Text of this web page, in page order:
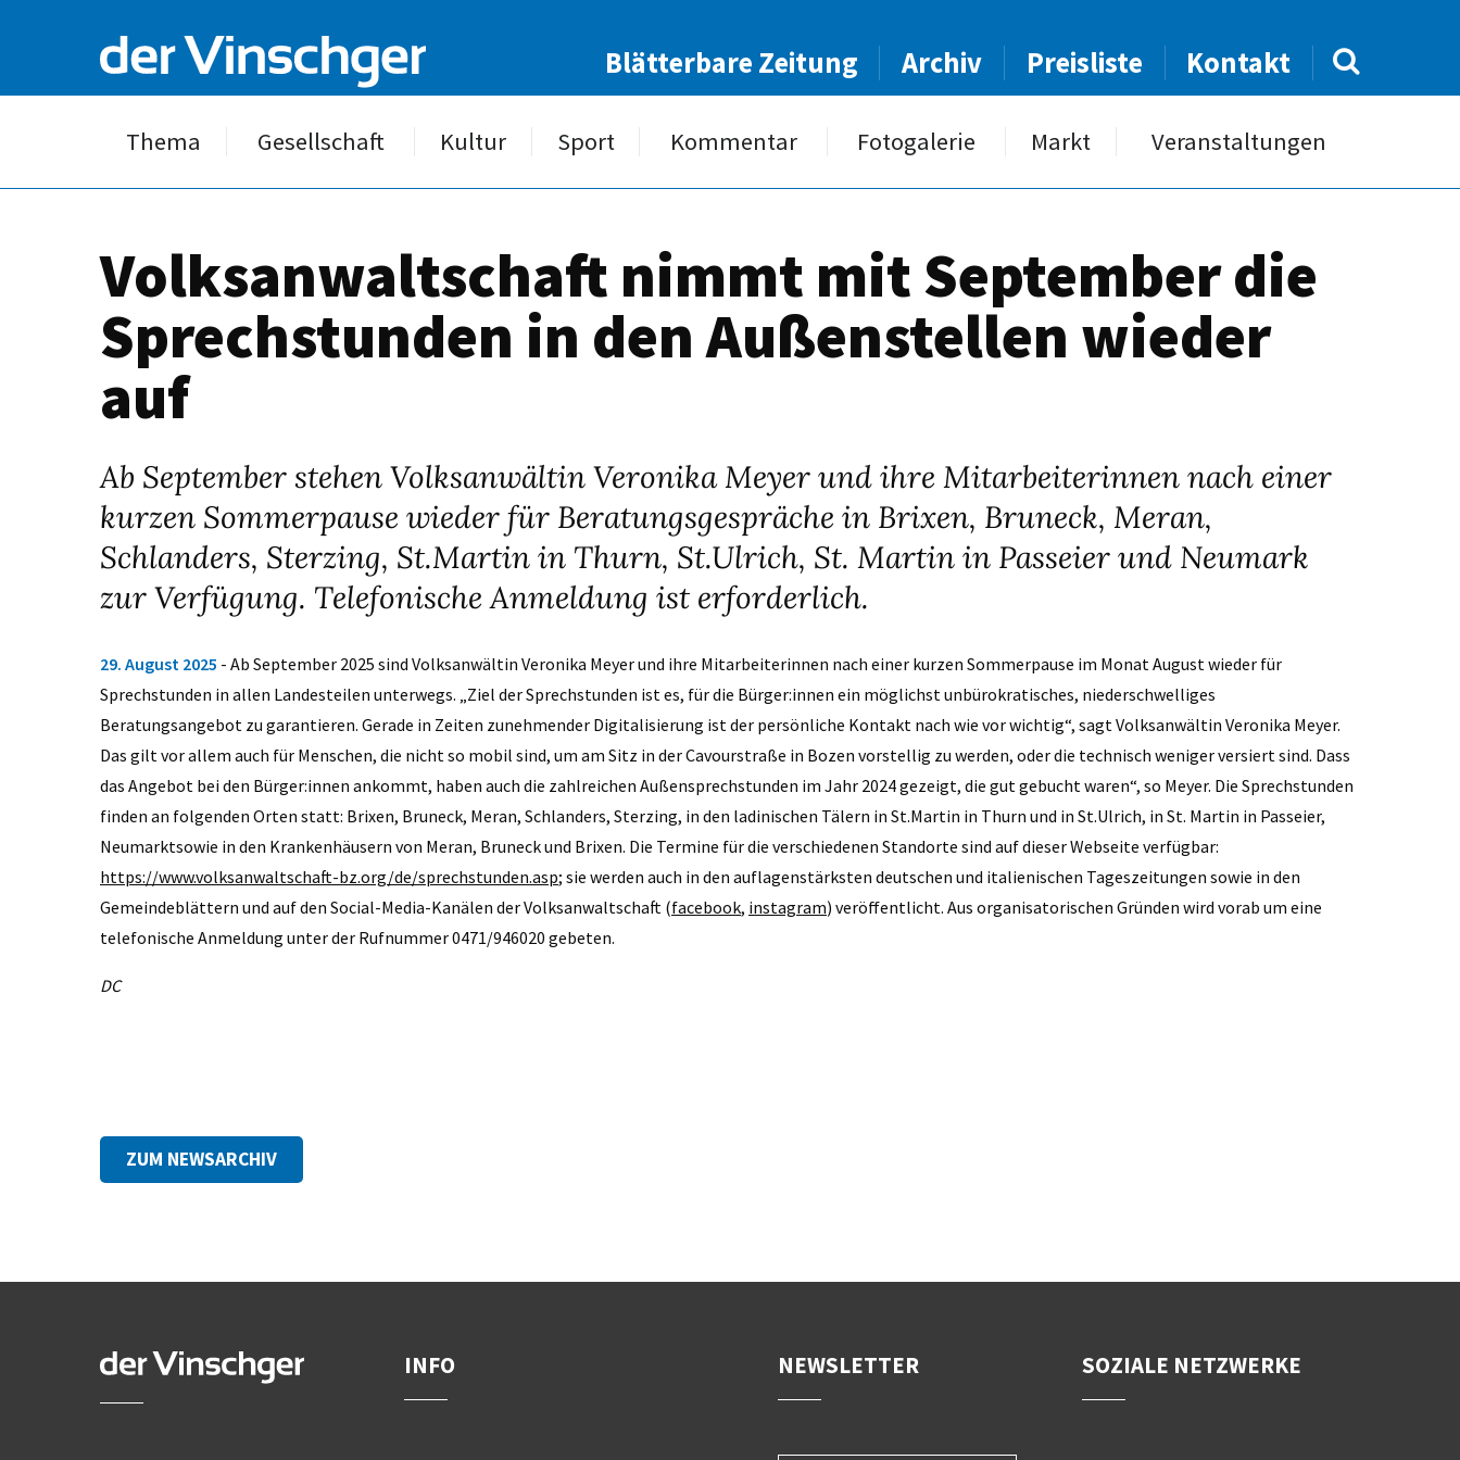
Blätterbare Zeitung Archiv Preisliste Kontakt
Thema Gesellschaft Kultur Sport Kommentar Fotogalerie Markt Veranstaltungen
Volksanwaltschaft nimmt mit September die
Sprechstunden in den Außenstellen wieder
auf
Ab September stehen Volksanwältin Veronika Meyer und ihre Mitarbeiterinnen nach einer
kurzen Sommerpause wieder für Beratungsgespräche in Brixen, Bruneck, Meran,
Schlanders, Sterzing, St.Martin in Thurn, St.Ulrich, St. Martin in Passeier und Neumark
zur Verfügung. Telefonische Anmeldung ist erforderlich.
29. August 2025 - Ab September 2025 sind Volksanwältin Veronika Meyer und ihre Mitarbeiterinnen nach einer kurzen Sommerpause im Monat August wieder für
Sprechstunden in allen Landesteilen unterwegs. „Ziel der Sprechstunden ist es, für die Bürger:innen ein möglichst unbürokratisches, niederschwelliges
Beratungsangebot zu garantieren. Gerade in Zeiten zunehmender Digitalisierung ist der persönliche Kontakt nach wie vor wichtig“, sagt Volksanwältin Veronika Meyer.
Das gilt vor allem auch für Menschen, die nicht so mobil sind, um am Sitz in der Cavourstraße in Bozen vorstellig zu werden, oder die technisch weniger versiert sind. Dass
das Angebot bei den Bürger:innen ankommt, haben auch die zahlreichen Außensprechstunden im Jahr 2024 gezeigt, die gut gebucht waren“, so Meyer. Die Sprechstunden
finden an folgenden Orten statt: Brixen, Bruneck, Meran, Schlanders, Sterzing, in den ladinischen Tälern in St.Martin in Thurn und in St.Ulrich, in St. Martin in Passeier,
Neumarktsowie in den Krankenhäusern von Meran, Bruneck und Brixen. Die Termine für die verschiedenen Standorte sind auf dieser Webseite verfügbar:
https://www.volksanwaltschaft-bz.org/de/sprechstunden.asp; sie werden auch in den auflagenstärksten deutschen und italienischen Tageszeitungen sowie in den
Gemeindeblättern und auf den Social-Media-Kanälen der Volksanwaltschaft (facebook, instagram) veröffentlicht. Aus organisatorischen Gründen wird vorab um eine
telefonische Anmeldung unter der Rufnummer 0471/946020 gebeten.
DC
ZUM NEWSARCHIV
INFO NEWSLETTER SOZIALE NETZWERKE